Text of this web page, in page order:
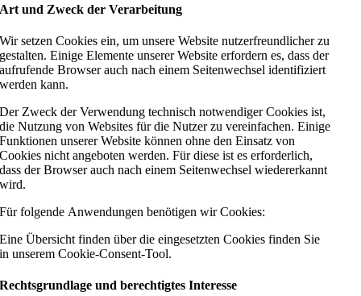
Art und Zweck der Verarbeitung
Wir setzen Cookies ein, um unsere Website nutzerfreundlicher zu
gestalten. Einige Elemente unserer Website erfordern es, dass der
aufrufende Browser auch nach einem Seitenwechsel identifiziert
werden kann.
Der Zweck der Verwendung technisch notwendiger Cookies ist,
die Nutzung von Websites für die Nutzer zu vereinfachen. Einige
Funktionen unserer Website können ohne den Einsatz von
Cookies nicht angeboten werden. Für diese ist es erforderlich,
dass der Browser auch nach einem Seitenwechsel wiedererkannt
wird.
Für folgende Anwendungen benötigen wir Cookies:
Eine Übersicht finden über die eingesetzten Cookies finden Sie
in unserem Cookie-Consent-Tool.
Rechtsgrundlage und berechtigtes Interesse